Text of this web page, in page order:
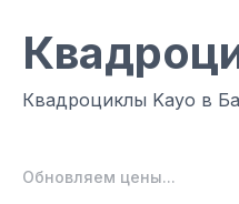
Квадроциклы Kayo в
Обновляем цены...